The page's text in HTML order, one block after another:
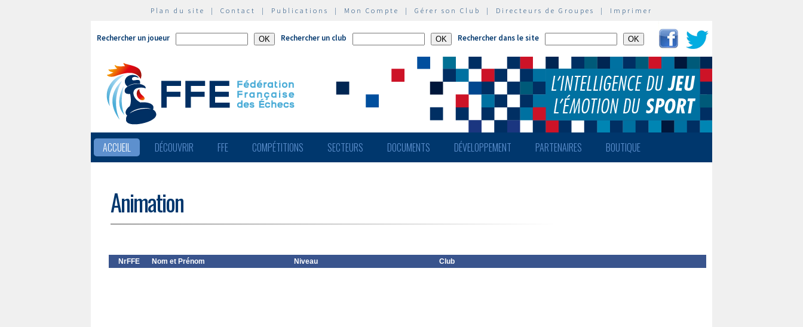
Plan du site | Contact | Publications | Mon Compte | Gérer son Club | Directeurs de Groupes | Imprimer
Rechercher un joueur Rechercher un club Rechercher dans le site
ACCUEIL DÉCOUVRIR FFE COMPÉTITIONS SECTEURS DOCUMENTS DÉVELOPPEMENT PARTENAIRES BOUTIQUE
Animation
NrFFE Nom et Prénom Niveau Club